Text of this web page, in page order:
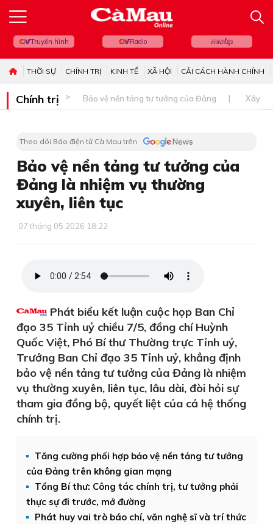
Truyền hình Radio ភាសាខ្មែរ
THỜI SỰ CHÍNH TRỊ KINH TẾ XÃ HỘI CẢI CÁCH HÀNH CHÍNH
Chính trị Bảo vệ nền tảng tư tưởng của Đảng Xây
Theo dõi Báo điện tử Cà Mau trên
Bảo vệ nền tảng tư tưởng của
Đảng là nhiệm vụ thường
xuyên, liên tục
07 tháng 05 2026 18:22
Phát biểu kết luận cuộc họp Ban Chỉ
đạo 35 Tỉnh uỷ chiều 7/5, đồng chí Huỳnh
Quốc Việt, Phó Bí thư Thường trực Tỉnh uỷ,
Trưởng Ban Chỉ đạo 35 Tỉnh uỷ, khẳng định
bảo vệ nền tảng tư tưởng của Đảng là nhiệm
vụ thường xuyên, liên tục, lâu dài, đòi hỏi sự
tham gia đồng bộ, quyết liệt của cả hệ thống
chính trị.
Tăng cường phối hợp bảo vệ nền tảng tư tưởng
của Đảng trên không gian mạng
Tổng Bí thư: Công tác chính trị, tư tưởng phải
thực sự đi trước, mở đường
Phát huy vai trò báo chí, văn nghệ sĩ và trí thức